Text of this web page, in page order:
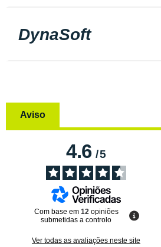
DynaSoft
Aviso
4.6/5
Com base em 12 opiniões
submetidas a controlo
Ver todas as avaliações neste site